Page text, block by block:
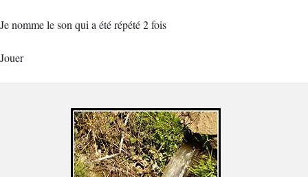
Je nomme le son qui a été répété 2 fois
Jouer